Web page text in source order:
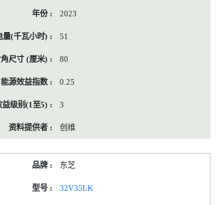
2023
51
80
0.25
3
创维
东芝
32V35LK